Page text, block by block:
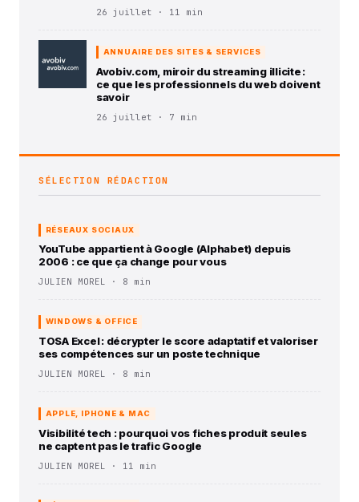
26 juillet · 11 min
ANNUAIRE DES SITES & SERVICES
Avobiv.com, miroir du streaming illicite :
ce que les professionnels du web doivent
savoir
26 juillet · 7 min
SÉLECTION RÉDACTION
RÉSEAUX SOCIAUX
YouTube appartient à Google (Alphabet) depuis
2006 : ce que ça change pour vous
JULIEN MOREL · 8 min
WINDOWS & OFFICE
TOSA Excel : décrypter le score adaptatif et valoriser
ses compétences sur un poste technique
JULIEN MOREL · 8 min
APPLE, IPHONE & MAC
Visibilité tech : pourquoi vos fiches produit seules
ne captent pas le trafic Google
JULIEN MOREL · 11 min